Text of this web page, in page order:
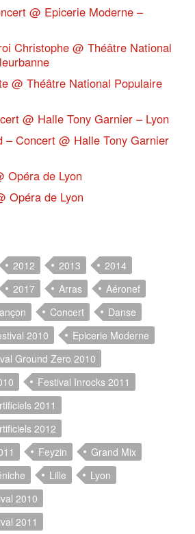
@ Epicerie Moderne –
Christophe @ Théâtre National
@ Théâtre National Populaire
@ Halle Tony Garnier – Lyon
– Concert @ Halle Tony Garnier
Opéra de Lyon
Opéra de Lyon
2012 2013
2014
2017 Arras
Aéronef
Concert
Danse
2010
Epicerie Moderne
Ground Zero 2010
Festival Inrocks 2011
2011
2012
Feyzin
Grand Mix
Lille
Lyon
2010
2011